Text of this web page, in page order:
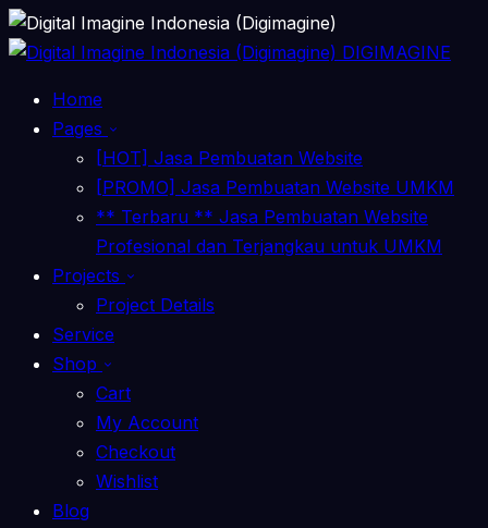
DIGIMAGINE
Home
Pages
[HOT] Jasa Pembuatan Website
[PROMO] Jasa Pembuatan Website UMKM
** Terbaru ** Jasa Pembuatan Website
Profesional dan Terjangkau untuk UMKM
Projects
Project Details
Service
Shop
Cart
My Account
Checkout
Wishlist
Blog